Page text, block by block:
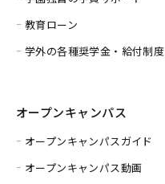
教育ローン
学外の各種奨学金・給付制度
オープンキャンパス
オープンキャンパスガイド
オープンキャンパス動画